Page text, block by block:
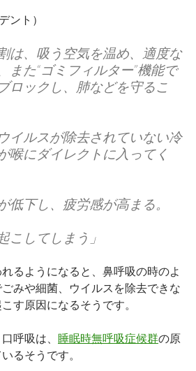
ント）
は、吸う空気を温め、適度な
また“ゴミフィルター”機能で
ロックし、肺などを守るこ
イルスが除去されていない冷
喉にダイレクトに入ってく
低下し、疲労感が高まる。
こしてしまう」
るようになると、鼻呼吸の時のよ
みや細菌、ウイルスを除去できな
す原因になるそうです。
呼吸は、 睡眠時無呼吸症候群の原
るそうです。